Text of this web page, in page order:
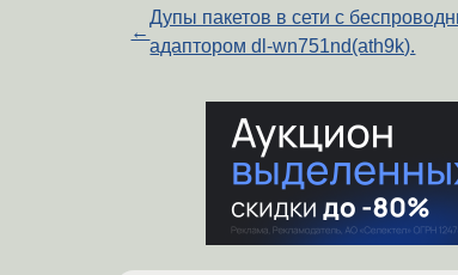
←
Дупы пакетов в сети с
адаптором dl-wn751nd(ath9k).